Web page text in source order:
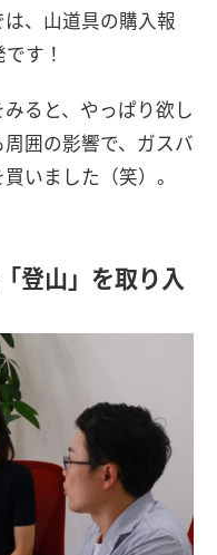
は、山道具の購入報
す！
ると、やっぱり欲し
囲の影響で、ガスバ
いました（笑）。
登山」を取り入